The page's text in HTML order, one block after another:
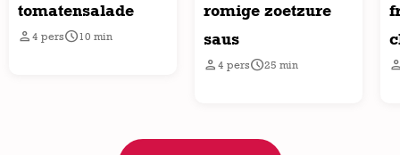
tomatensalade
 4 pers10 min
romige zoetzure
saus
 4 pers25 min